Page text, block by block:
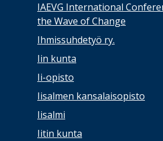
IAEVG International
the Wave of Change
Ihmissuhdetyö ry.
Iin kunta
Ii-opisto
Iisalmen kansalaisopisto
Iisalmi
Iitin kunta